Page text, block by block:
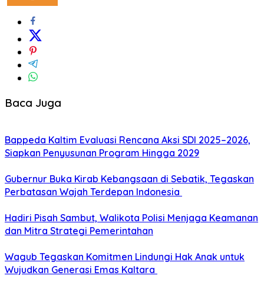
Baca Juga
Bappeda Kaltim Evaluasi Rencana Aksi SDI 2025–2026,
Siapkan Penyusunan Program Hingga 2029
Gubernur Buka Kirab Kebangsaan di Sebatik, Tegaskan
Perbatasan Wajah Terdepan Indonesia
Hadiri Pisah Sambut, Walikota Polisi Menjaga Keamanan
dan Mitra Strategi Pemerintahan
Wagub Tegaskan Komitmen Lindungi Hak Anak untuk
Wujudkan Generasi Emas Kaltara